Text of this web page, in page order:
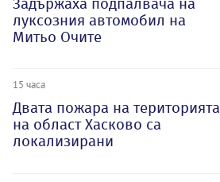
луксозния автомобил на
Митьо Очите
15 часа
Двата пожара на територията
на област Хасково са
локализирани